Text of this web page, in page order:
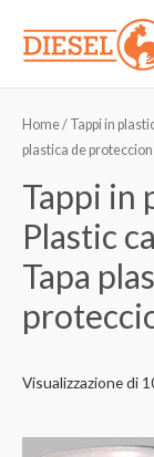
contenuto
Home/ Tappi in
plastica de
Tappi in
Plastic
Tapa
Visualizzazione di